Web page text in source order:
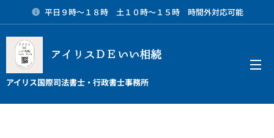
平日９時～１８時 土１０時～１５時 時間外対応可能
アイリスＤＥいい相続
アイリス国際司法書士・行政書士事務所